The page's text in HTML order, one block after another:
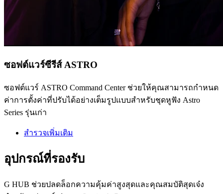
ซอฟต์แวร์ซีรีส์ ASTRO
ซอฟต์แวร์ ASTRO Command Center ช่วยให้คุณสามารถกำหนด
ค่าการตั้งค่าที่ปรับได้อย่างเต็มรูปแบบสำหรับชุดหูฟัง Astro
Series รุ่นเก่า
สำรวจเพิ่มเติม
อุปกรณ์ที่รองรับ
G HUB ช่วยปลดล็อกความคุ้มค่าสูงสุดและคุณสมบัติสุดเจ๋ง